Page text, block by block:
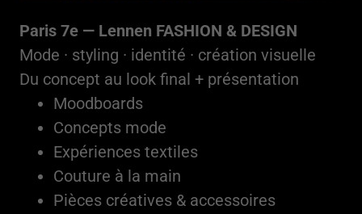
Paris 7e — Lennen FASHION & DESIGN
Mode · styling · identité · création visuelle
Du concept au look final + présentation
Moodboards
Concepts mode
Expériences textiles
Couture à la main
Pièces créatives & accessoires